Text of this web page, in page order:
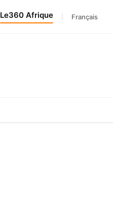
Le360 Afrique Français